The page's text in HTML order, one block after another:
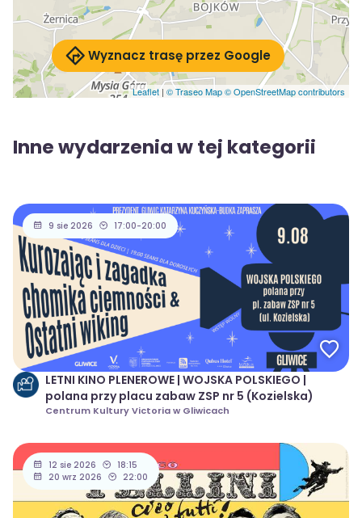
Leaflet | © Traseo Map© OpenStreetMap contributors
Wyznacz trasę przez Google
Inne wydarzenia w tej kategorii
9 sie 2026 17:00-20:00
LETNI KINO PLENEROWE | WOJSKA POLSKIEGO |
polana przy placu zabaw ZSP nr 5 (Kozielska)
Centrum Kultury Victoria w Gliwicach
12 sie 2026
18:15
20 wrz 2026
22:00